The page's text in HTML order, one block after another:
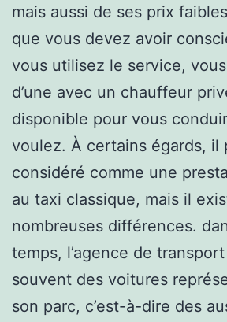
mais aussi de ses prix
que vous devez avoir
vous utilisez le service,
d’une avec un chauffeur
disponible pour vous
voulez. À certains égards, il
considéré comme une
au taxi classique, mais il
nombreuses différences.
temps, l’agence de
souvent des voitures
son parc, c’est-à-dire des